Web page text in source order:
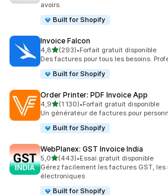
avoirs.
Built for Shopify
Invoice Falcon
4,8étoile(s) sur 5
(293)
293 avis au total
•Forfait gratuit disponible
Des factures pour tous les besoins.
Built for Shopify
Order Printer: PDF Invoice App
4,9étoile(s) sur 5
(1 130)
1130 avis au total
•Forfait gratuit disponible
Un générateur de factures pour
Built for Shopify
WebPlanex: GST Invoice India
5,0étoile(s) sur 5
(443)
443 avis au total
•Essai gratuit disponible
Gérez facilement les factures GST,
électroniques
Built for Shopify